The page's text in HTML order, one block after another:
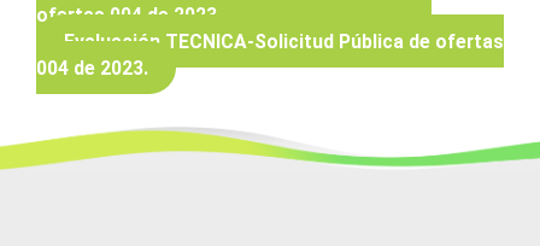
ofertas 004 de 2023.
Evaluación TECNICA-Solicitud Pública de ofertas
004 de 2023.